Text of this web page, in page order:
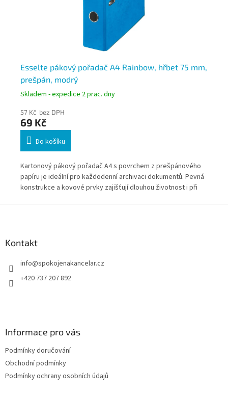
Esselte pákový pořadač A4 Rainbow, hřbet 75 mm,
prešpán, modrý
Skladem - expedice 2 prac. dny
57 Kč bez DPH
69 Kč
Do košíku
Kartonový pákový pořadač A4 s povrchem z prešpánového
papíru je ideální pro každodenní archivaci dokumentů. Pevná
konstrukce a kovové prvky zajišťují dlouhou životnost i při
Kontakt
info@spokojenakancelar.cz
+420 737 207 892
Informace pro vás
Podmínky doručování
Obchodní podmínky
Podmínky ochrany osobních údajů